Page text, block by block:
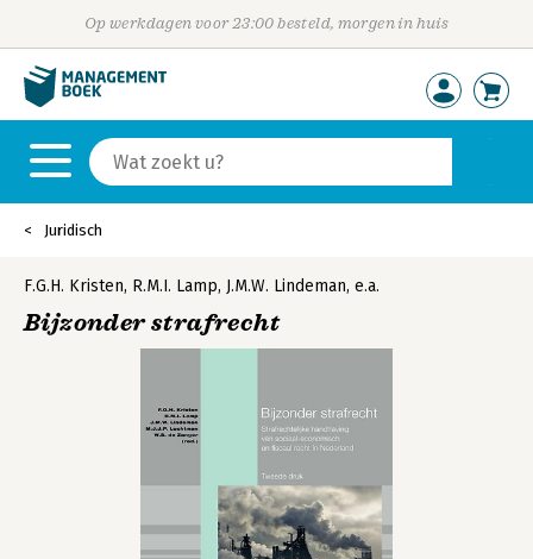
Op werkdagen voor 23:00 besteld, morgen in huis
Juridisch
F.G.H. Kristen, R.M.I. Lamp, J.M.W. Lindeman, e.a.
Bijzonder strafrecht